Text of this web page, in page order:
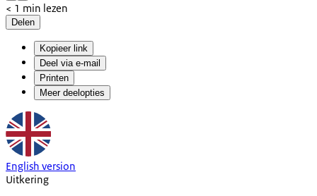
< 1 min lezen
Delen
Kopieer link
Deel via e-mail
Printen
Meer deelopties
English version
Uitkering